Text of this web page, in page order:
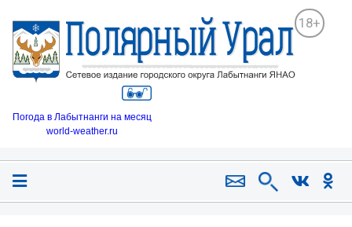
18+
Погода в Лабытнанги на месяц
world-weather.ru